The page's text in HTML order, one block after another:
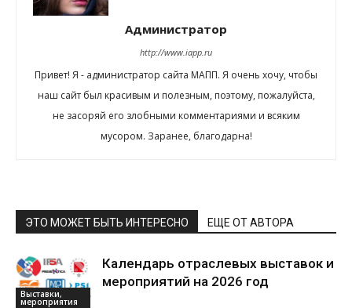
Администратор
http://www.iapp.ru
Привет! Я - администратор сайта МАПП. Я очень хочу, чтобы
наш сайт был красивым и полезным, поэтому, пожалуйста,
не засоряй его злобными комментариями и всяким
мусором. Заранее, благодарна!
ЭТО МОЖЕТ БЫТЬ ИНТЕРЕСНО ЕЩЕ ОТ АВТОРА
Выставки,
мероприятия
Календарь отраслевых выставок и
мероприятий на 2026 год